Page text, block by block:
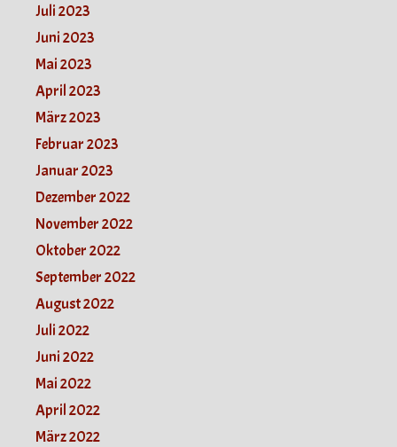
Juli 2023
Juni 2023
Mai 2023
April 2023
März 2023
Februar 2023
Januar 2023
Dezember 2022
November 2022
Oktober 2022
September 2022
August 2022
Juli 2022
Juni 2022
Mai 2022
April 2022
März 2022